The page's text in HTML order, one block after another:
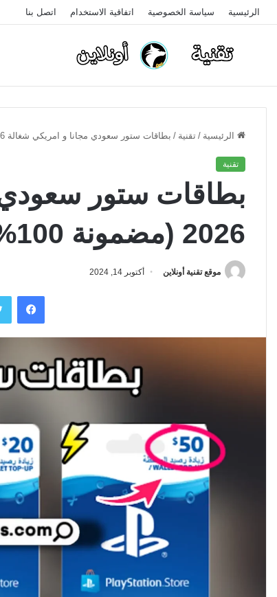
الرئيسية سياسة الخصوصية اتفاقية الاستخدام اتصل بنا
الرئيسية / تقنية / بطاقات ستور سعودي مجانا و امريكي شغالة 2026 (مضمونة 100%)
تقنية
بطاقات ستور سعودي
2026 (مضمونة 100%)
موقع تقنية أونلاين أكتوبر 14, 2024